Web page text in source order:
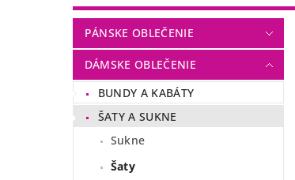
PÁNSKE OBLEČENIE
DÁMSKE OBLEČENIE
BUNDY A KABÁTY
ŠATY A SUKNE
Sukne
Šaty